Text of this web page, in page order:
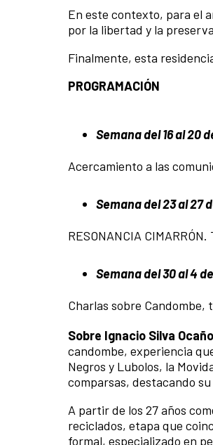
En este contexto, para el
por la libertad y la
Finalmente, esta
PROGRAMACIÓN
Semana del 16 al 20
Acercamiento a las
Semana del 23 al 27
RESONANCIA
Semana del 30 al 4
Charlas sobre
Sobre Ignacio Silva
candombe, experiencia
Negros y Lubolos, la
comparsas, destacando
A partir de los 27 años
reciclados, etapa que
formal, especializado en